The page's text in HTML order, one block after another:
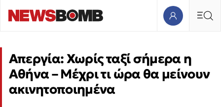
Απεργία: Χωρίς ταξί σήμερα η
Αθήνα – Μέχρι τι ώρα θα μείνουν
ακινητοποιημένα